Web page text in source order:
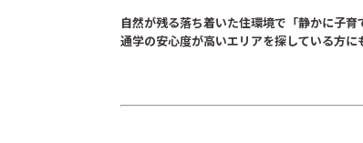
自然が残る落ち着いた住環境で「静かに子育
通学の安心度が高いエリアを探している方に